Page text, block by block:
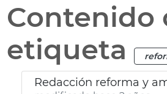
Contenido
etiqueta
Redacción reforma y